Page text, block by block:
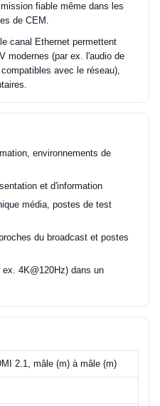
fiable même dans les
de CEM.
canal Ethernet permettent
modernes (par ex. l'audio de
avec le réseau),
environnements de
et d'information
média, postes de test
du broadcast et postes
ex. 4K@120Hz) dans un
2.1, mâle (m) à mâle (m)